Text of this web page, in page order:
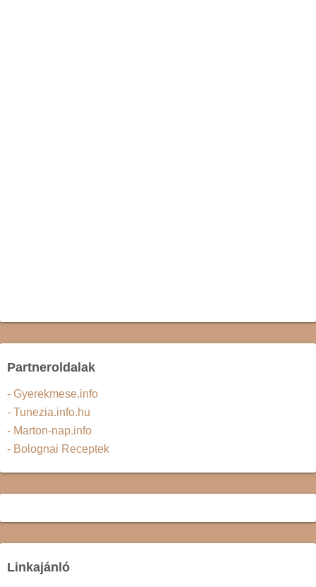
Partneroldalak
- Gyerekmese.info
- Tunezia.info.hu
- Marton-nap.info
- Bolognai Receptek
Linkajánló